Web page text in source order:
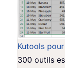
Kutools
300 outils